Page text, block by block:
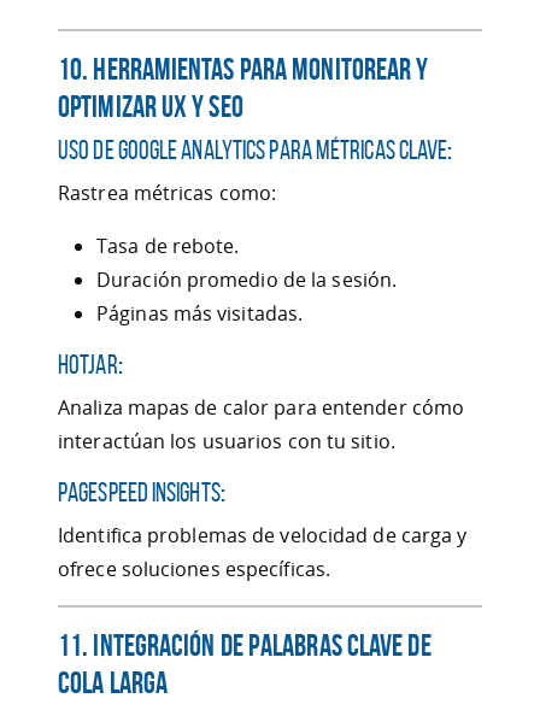
10. Herramientas para Monitorear y
Optimizar UX y SEO
Uso de Google Analytics para Métricas Clave:
Rastrea métricas como:
Tasa de rebote.
Duración promedio de la sesión.
Páginas más visitadas.
Hotjar:
Analiza mapas de calor para entender cómo
interactúan los usuarios con tu sitio.
PageSpeed Insights:
Identifica problemas de velocidad de carga y
ofrece soluciones específicas.
11. Integración de Palabras Clave de
Cola Larga